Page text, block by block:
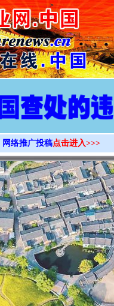
>
网络推广投稿点击进入>>>